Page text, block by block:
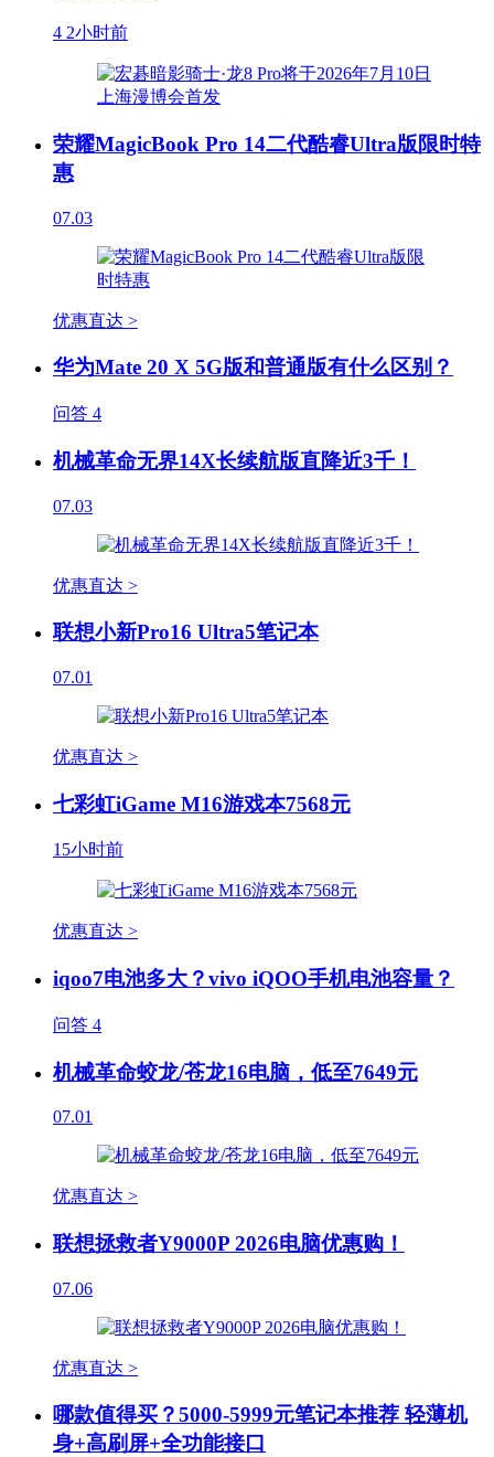
4 2小时前
荣耀MagicBook Pro 14二代酷睿Ultra版限时特
惠
07.03
优惠直达 >
华为Mate 20 X 5G版和普通版有什么区别？
问答 4
机械革命无界14X长续航版直降近3千！
07.03
优惠直达 >
联想小新Pro16 Ultra5笔记本
07.01
优惠直达 >
七彩虹iGame M16游戏本7568元
15小时前
优惠直达 >
iqoo7电池多大？vivo iQOO手机电池容量？
问答 4
机械革命蛟龙/苍龙16电脑，低至7649元
07.01
优惠直达 >
联想拯救者Y9000P 2026电脑优惠购！
07.06
优惠直达 >
哪款值得买？5000-5999元笔记本推荐 轻薄机
身+高刷屏+全功能接口